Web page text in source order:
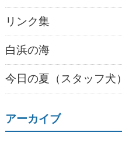
リンク集
白浜の海
今日の夏（スタッフ犬）
アーカイブ